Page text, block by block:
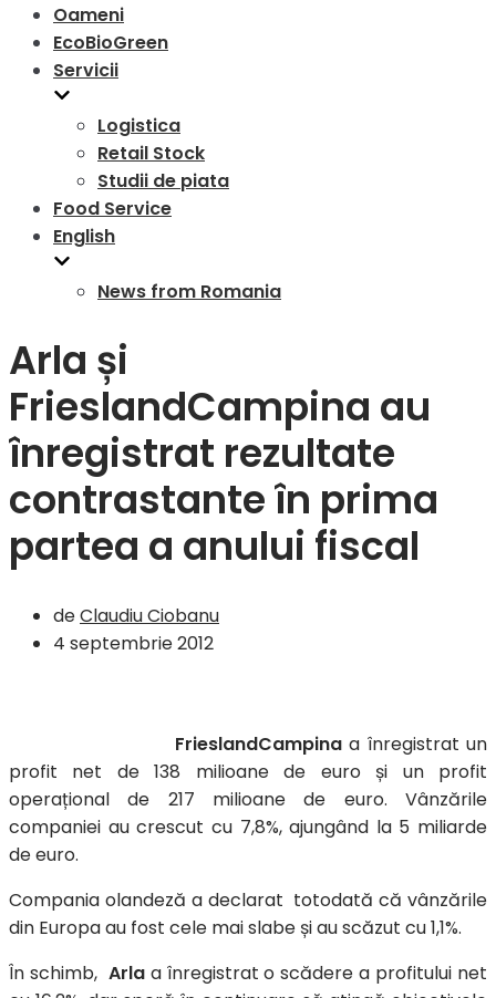
Oameni
EcoBioGreen
Servicii
Logistica
Retail Stock
Studii de piata
Food Service
English
News from Romania
Arla și
FrieslandCampina au
înregistrat rezultate
contrastante în prima
partea a anului fiscal
deClaudiu Ciobanu
4 septembrie 2012
FrieslandCampina a înregistrat un
profit net de 138 milioane de euro și un profit
operațional de 217 milioane de euro. Vânzările
companiei au crescut cu 7,8%, ajungând la 5 miliarde
de euro.
Compania olandeză a declarat totodată că vânzările
din Europa au fost cele mai slabe și au scăzut cu 1,1%.
În schimb, Arlaa înregistrat o scădere a profitului net